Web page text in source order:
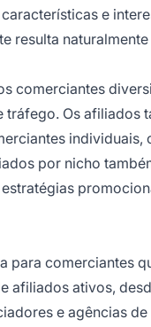
e
resulta
comerciantes
Os afiliados
individuais,
por nicho
para comerciantes
afiliados ativos,
e agências